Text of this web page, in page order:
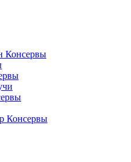
Консервы
Консервы